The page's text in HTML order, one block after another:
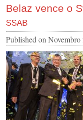
Belaz vence o
SSAB
Published on Novembro